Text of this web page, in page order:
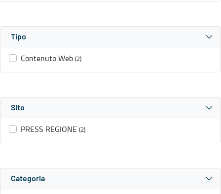
Tipo
Contenuto Web (2)
Sito
PRESS REGIONE (2)
Categoria